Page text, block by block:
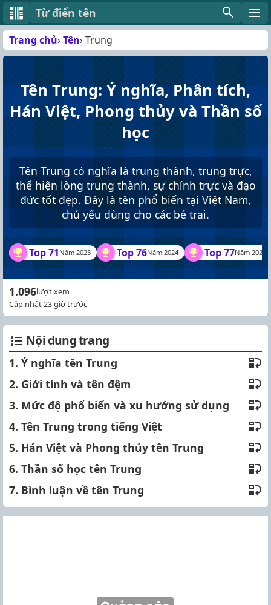
Từ điển tên
Trang chủ Tên Trung
Tên Trung: Ý nghĩa, Phân tích,
Hán Việt, Phong thủy và Thần số
học
Tên Trung có nghĩa là trung thành, trung trực,
thể hiện lòng trung thành, sự chính trực và đạo
đức tốt đẹp. Đây là tên phổ biến tại Việt Nam,
chủ yếu dùng cho các bé trai.
Top 71 Năm 2025 Top 76Năm 2024 Top 77Năm 2023
1.096lượt xem
Cập nhật 23 giờ trước
Nội dung trang
1. Ý nghĩa tên Trung
2. Giới tính và tên đệm
3. Mức độ phổ biến và xu hướng sử dụng
4. Tên Trung trong tiếng Việt
5. Hán Việt và Phong thủy tên Trung
6. Thần số học tên Trung
7. Bình luận về tên Trung